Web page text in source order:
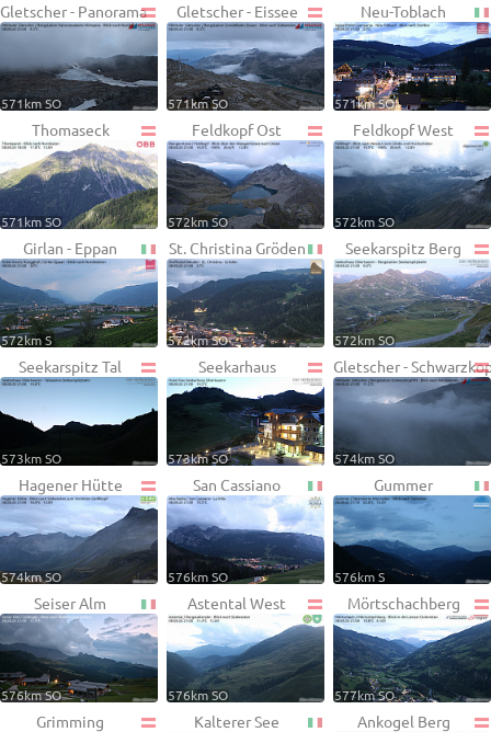
Gletscher - Panorama
571km SO
Gletscher - Eissee
571km SO
Neu-Toblach
571km SO
Thomaseck
571km SO
Feldkopf Ost
572km SO
Feldkopf West
572km SO
Girlan - Eppan
572km S
St. Christina Gröden
572km SO
Seekarspitz Berg
572km SO
Seekarspitz Tal
573km SO
Seekarhaus
573km SO
Gletscher -
574km SO
Hagener Hütte
574km SO
San Cassiano
576km SO
Gummer
576km S
Seiser Alm
576km SO
Astental West
576km SO
Mörtschachberg
577km SO
Grimming Kalterer See Ankogel Berg